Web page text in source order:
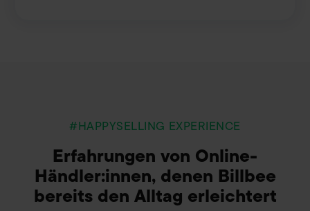
#HAPPYSELLING EXPERIENCE
Erfahrungen von Online-
Händler:innen, denen Billbee
bereits den Alltag erleichtert